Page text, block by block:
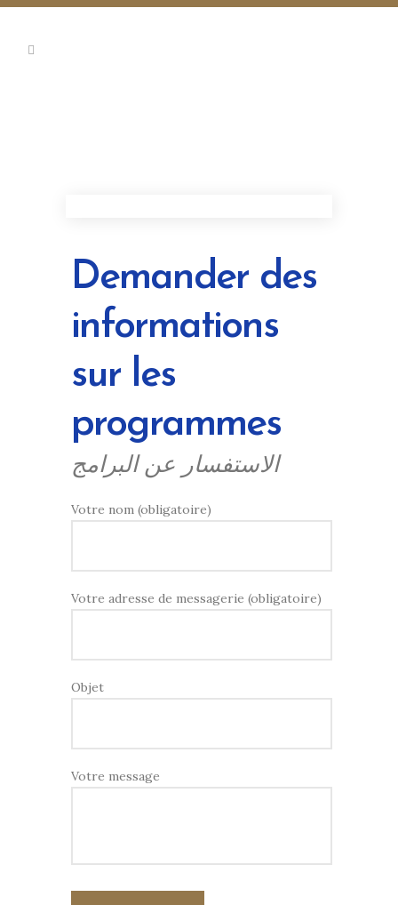
Demander des
informations
sur les
programmes
الاستفسار عن البرامج
Votre nom (obligatoire)
Votre adresse de messagerie (obligatoire)
Objet
Votre message